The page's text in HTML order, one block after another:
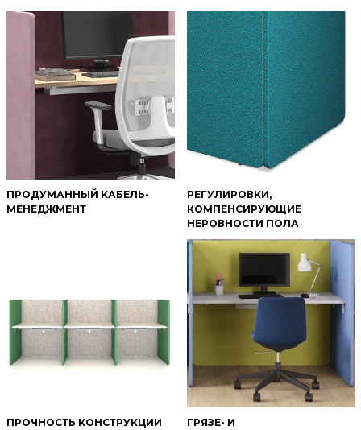
ПРОДУМАННЫЙ КАБЕЛЬ-
МЕНЕДЖМЕНТ
РЕГУЛИРОВКИ,
КОМПЕНСИРУЮЩИЕ
НЕРОВНОСТИ ПОЛА
ПРОЧНОСТЬ КОНСТРУКЦИИ
ГРЯЗЕ- И